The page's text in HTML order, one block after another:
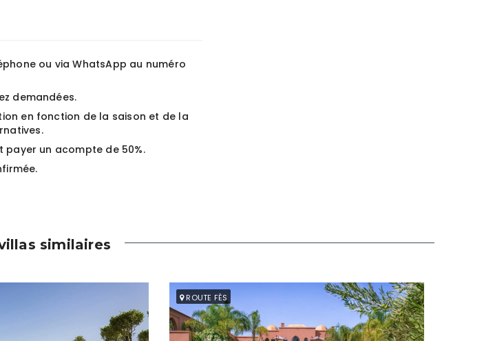
ou via WhatsApp au numéro
demandées.
en fonction de la saison et de la
un acompte de 50%.
similaires
ROUTE FÈS